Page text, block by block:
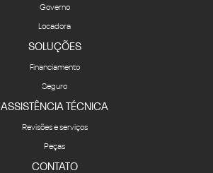
Governo
Locadora
SOLUÇÕES
Financiamento
Seguro
ASSISTÊNCIA TÉCNICA
Revisões e serviços
Peças
CONTATO